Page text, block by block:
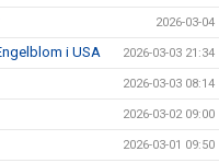
2026-03-04
i USA 2026-03-03 21:34
2026-03-03 08:14
2026-03-02 09:00
2026-03-01 09:50